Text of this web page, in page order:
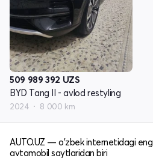
509 989 392 UZS
BYD Tang II - avlod restyling
2024 8 000 km
AUTO.UZ — o'zbek internetidagi
avtomobil saytlaridan biri